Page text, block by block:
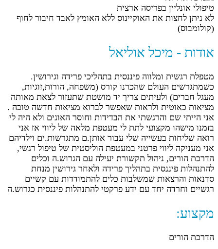
טיפולי אונליין בפריסה ארצית
לא ניתן לחצות את האוקיינוס ללא האומץ לאבד חיבור לחוף
(קולומבוס)
אודות - מיכל אוליאל
מטפלת רגשית ומלווה פיננסית בתהליכי פרידה וגירושין.
כשמתגרשים העולם שהכרנו קורס (משפחה, הורות,זוגיות,
מעגל חברים) ולעיתים צריך יד מושטת שתעזור לצאת מאותה
מציאות כאוטית ולראות שאפשר לברוא מציאות חדשה טובה .
אני הייתי שם והרגשתי את הבדידות וחוסר האונים ולא היה לי
בזמנו מישהו מקצועי לתת לי מעטפת מלאה של ליווי אז אני
רואה שליחות בעשייה שלי עבור אותן.ם מתגרשות.ים וילדיהם
אני מעניקה ליווי פרטני במעטפת הוליסטית של טיפול רגשי,
הדרכת הורים, ניהול תקשורת יעילה עם הגרוש.ה וכלים
להתנהלות פיננסית בתהליך פרידה ולאחר גירושין מנחת
סדנאות והרצאות שמשלבות כלים להתמודדות עם קשיים
רגשיים וחרדה יחד עם ידע פרקטי להתנהלות פיננסית כגרוש.ה
מקצוע:
הדרכת הורים